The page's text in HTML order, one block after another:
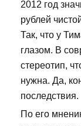
2012 год
рублей
Так, что у
глазом. В
стереотип,
нужна. Да,
последствия.
По его